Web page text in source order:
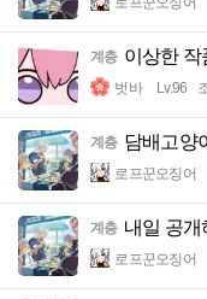
계층 이상한 작
벗바 Lv.96
계층 담배고양
로프꾼오징어
계층 내일 공개
로프꾼오징어